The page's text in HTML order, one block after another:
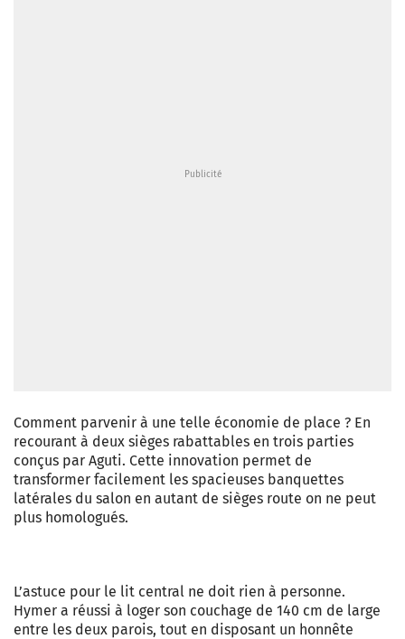
Comment parvenir à une telle économie de place ? En
recourant à deux sièges rabattables en trois parties
conçus par Aguti. Cette innovation permet de
transformer facilement les spacieuses banquettes
latérales du salon en autant de sièges route on ne peut
plus homologués.
L’astuce pour le lit central ne doit rien à personne.
Hymer a réussi à loger son couchage de 140 cm de large
entre les deux parois, tout en disposant un honnête